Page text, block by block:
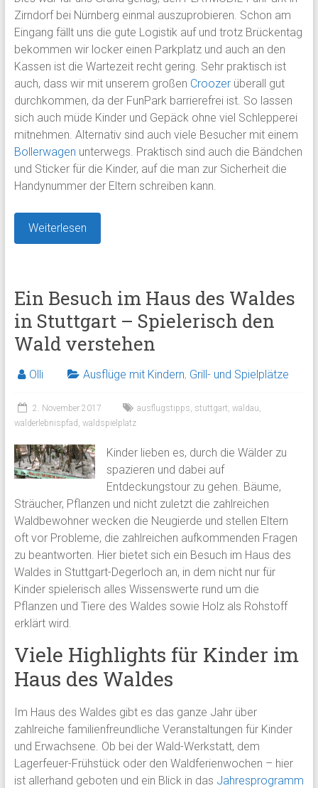
Zirndorf bei Nürnberg einmal auszuprobieren. Schon am
Eingang fällt uns die gute Logistik auf und trotz Brückentag
bekommen wir locker einen Parkplatz und auch an den
Kassen ist die Wartezeit recht gering. Sehr praktisch ist
auch, dass wir mit unserem großen Croozerüberall gut
durchkommen, da der FunPark barrierefrei ist. So lassen
sich auch müde Kinder und Gepäck ohne viel Schlepperei
mitnehmen. Alternativ sind auch viele Besucher mit einem
Bollerwagen unterwegs. Praktisch sind auch die Bändchen
und Sticker für die Kinder, auf die man zur Sicherheit die
Handynummer der Eltern schreiben kann.
Weiterlesen
Ein Besuch im Haus des Waldes
in Stuttgart – Spielerisch den
Wald verstehen
Olli Ausflüge mit Kindern, Grill- und Spielplätze
2. November 2017 ausflugstipps, stuttgart, waldau,
walderlebnispfad , waldspielplatz
Kinder lieben es, durch die Wälder zu
spazieren und dabei auf
Entdeckungstour zu gehen. Bäume,
Sträucher, Pflanzen und nicht zuletzt die zahlreichen
Waldbewohner wecken die Neugierde und stellen Eltern
oft vor Probleme, die zahlreichen aufkommenden Fragen
zu beantworten. Hier bietet sich ein Besuch im Haus des
Waldes in Stuttgart-Degerloch an, in dem nicht nur für
Kinder spielerisch alles Wissenswerte rund um die
Pflanzen und Tiere des Waldes sowie Holz als Rohstoff
erklärt wird.
Viele Highlights für Kinder im
Haus des Waldes
Im Haus des Waldes gibt es das ganze Jahr über
zahlreiche familienfreundliche Veranstaltungen für Kinder
und Erwachsene. Ob bei der Wald-Werkstatt, dem
Lagerfeuer-Frühstück oder den Waldferienwochen – hier
ist allerhand geboten und ein Blick in das Jahresprogramm